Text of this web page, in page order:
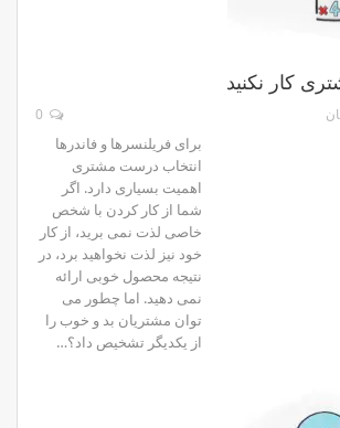
برای فریلنسرها و فاندرها
انتخاب درست مشتری
اهمیت بسیاری دارد. اگر
شما از کار کردن با شخص
خاصی لذت نمی برید، از کار
خود نیز لذت نخواهید برد، در
نتیجه محصول خوبی ارائه
نمی دهید. اما چطور می
توان مشتریان بد و خوب را
از یکدیگر تشخیص داد؟…